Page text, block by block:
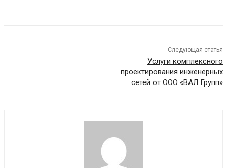
Следующая статья
Услуги комплексного
проектирования инженерных
сетей от ООО «ВАЛ Групп»